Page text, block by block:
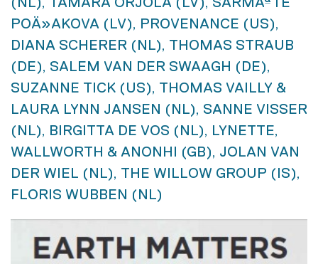
POÄ»AKOVA (LV), PROVENANCE (US),
DIANA SCHERER (NL), THOMAS STRAUB
(DE), SALEM VAN DER SWAAGH (DE),
SUZANNE TICK (US), THOMAS VAILLY &
LAURA LYNN JANSEN (NL), SANNE VISSER
(NL), BIRGITTA DE VOS (NL), LYNETTE,
WALLWORTH & ANONHI (GB), JOLAN VAN
DER WIEL (NL), THE WILLOW GROUP (IS),
FLORIS WUBBEN (NL)